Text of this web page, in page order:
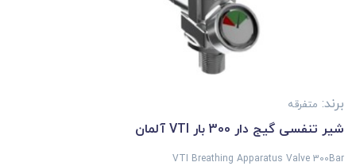
برند: متفرقه
شیر تنفسی گیج دار 300 بار VTI آلمان
VTI Breathing Apparatus Valve 300Bar